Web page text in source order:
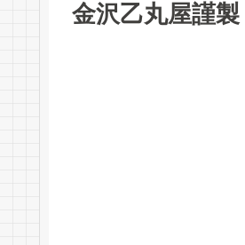
金沢乙丸屋謹